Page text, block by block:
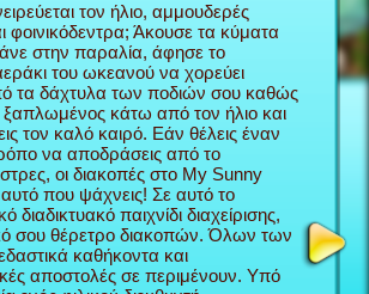
τον ήλιο, αμμουδερές
φοινικόδεντρα; Άκουσε τα κύματα
στην παραλία, άφησε το
του ωκεανού να χορεύει
τα δάχτυλα των ποδιών σου καθώς
κάτω από τον ήλιο και
τον καλό καιρό. Εάν θέλεις έναν
να αποδράσεις από το
οι διακοπές στο My Sunny
αυτό που ψάχνεις! Σε αυτό το
διαδικτυακό παιχνίδι διαχείρισης,
σου θέρετρο διακοπών. Όλων των
καθήκοντα και
αποστολές σε περιμένουν. Υπό
Στο
My